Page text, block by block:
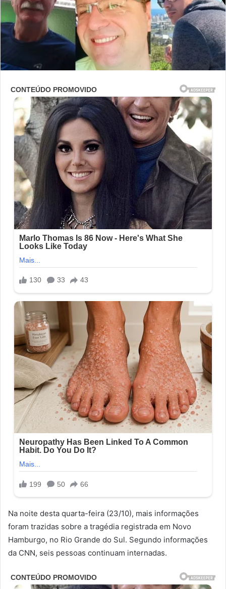
Na noite desta quarta-feira (23/10), mais informações
foram trazidas sobre a tragédia registrada em Novo
Hamburgo, no Rio Grande do Sul. Segundo informações
da CNN, seis pessoas continuam internadas.